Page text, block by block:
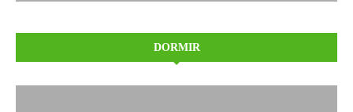
DORMIR